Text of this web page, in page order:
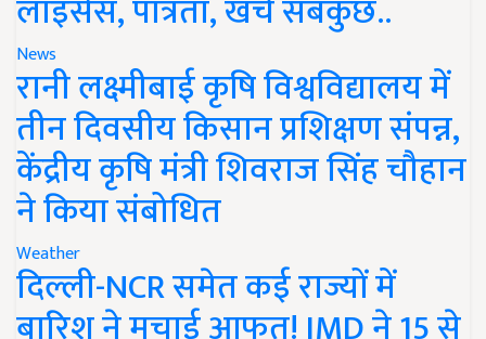
लाइसेंस, पात्रता, खर्च सबकुछ..
News
रानी लक्ष्मीबाई कृषि विश्वविद्यालय में
तीन दिवसीय किसान प्रशिक्षण संपन्न,
केंद्रीय कृषि मंत्री शिवराज सिंह चौहान
ने किया संबोधित
Weather
दिल्ली-NCR समेत कई राज्यों में